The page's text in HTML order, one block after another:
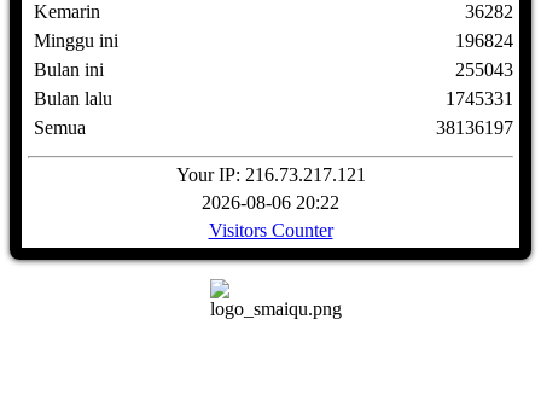
Kemarin
Minggu ini
Bulan ini
Bulan lalu
Semua
36282
196824
255043
1745331
38136197
Your IP: 216.73.217.121
2026-08-06 20:22
Visitors Counter